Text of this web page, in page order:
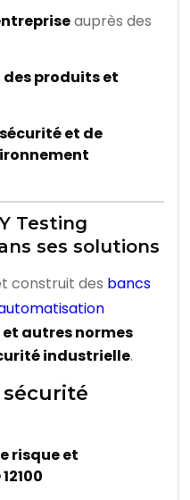
auprès des
produits et
et de
Testing
ses solutions
construit des bancs
et autres normes
industrielle.
risque et